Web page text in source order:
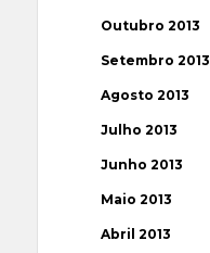
Outubro 2013
Setembro 2013
Agosto 2013
Julho 2013
Junho 2013
Maio 2013
Abril 2013